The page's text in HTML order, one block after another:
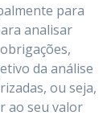
para
analisar
da análise
ou seja,
ao seu valor